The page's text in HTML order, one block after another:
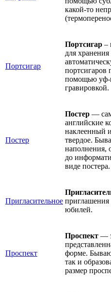
какой-то
Портсигар
Портсигар –
для хранения
портсигаров
помощью уф-
гравировкой.
Постер
Постер —
английские
наклеенный
твердое.
наполнения,
до
виде постера.
Пригласительное приглашения
юбилей.
Проспект
Проспект —
форме.
так и
размер